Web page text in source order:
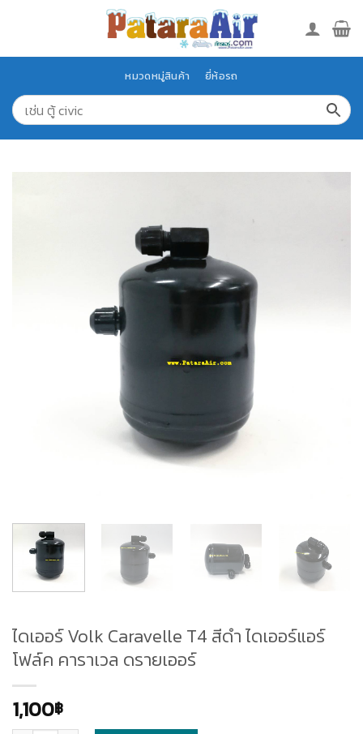
หมวดหมู่สินค้า ยี่ห้อรถ
ไดเออร์ Volk Caravelle T4 สีดำ ไดเออร์แอร์
โฟล์ค คาราเวล ดรายเออร์
1,100฿